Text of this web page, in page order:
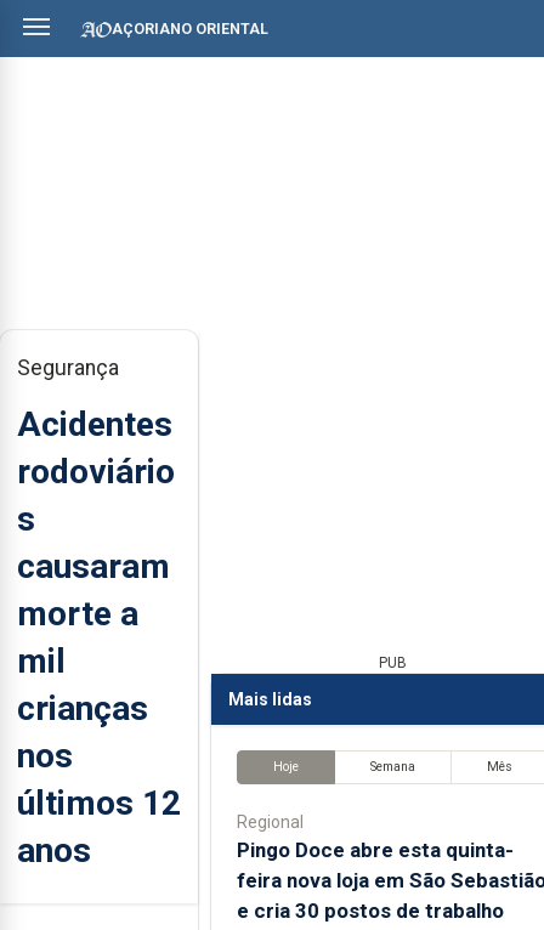
AÇORIANO ORIENTAL
Segurança
Acidentes
rodoviário
s
causaram
morte a
mil
crianças
nos
últimos 12
anos
PUB
Mais lidas
Hoje Semana Mês
Regional
Pingo Doce abre esta quinta-
feira nova loja em São
e cria 30 postos de trabalho